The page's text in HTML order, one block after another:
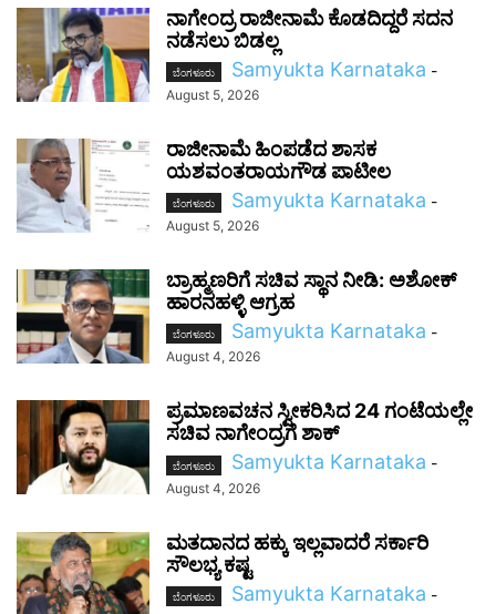
ನಾಗೇಂದ್ರ ರಾಜೀನಾಮೆ ಕೊಡದಿದ್ದರೆ ಸದನ
ನಡೆಸಲು ಬಿಡಲ್ಲ
ಬೆಂಗಳೂರು Samyukta Karnataka -
August 5, 2026
ರಾಜೀನಾಮೆ ಹಿಂಪಡೆದ ಶಾಸಕ
ಯಶವಂತರಾಯಗೌಡ ಪಾಟೀಲ
ಬೆಂಗಳೂರು Samyukta Karnataka -
August 5, 2026
ಬ್ರಾಹ್ಮಣರಿಗೆ ಸಚಿವ ಸ್ಥಾನ ನೀಡಿ: ಅಶೋಕ್
ಹಾರನಹಳ್ಳಿ ಆಗ್ರಹ
ಬೆಂಗಳೂರು Samyukta Karnataka -
August 4, 2026
ಪ್ರಮಾಣವಚನ ಸ್ವೀಕರಿಸಿದ 24 ಗಂಟೆಯಲ್ಲೇ
ಸಚಿವ ನಾಗೇಂದ್ರಗೆ ಶಾಕ್
ಬೆಂಗಳೂರು Samyukta Karnataka -
August 4, 2026
ಮತದಾನದ ಹಕ್ಕು ಇಲ್ಲವಾದರೆ ಸರ್ಕಾರಿ
ಸೌಲಭ್ಯ ಕಷ್ಟ
ಬೆಂಗಳೂರು Samyukta Karnataka -